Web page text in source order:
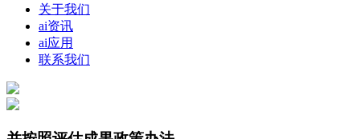
关于我们
ai资讯
ai应用
联系我们